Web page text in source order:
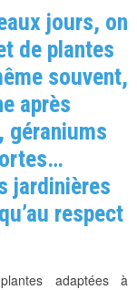
jours, on
de plantes
souvent,
après
géraniums
jardinières
respect
adaptées à